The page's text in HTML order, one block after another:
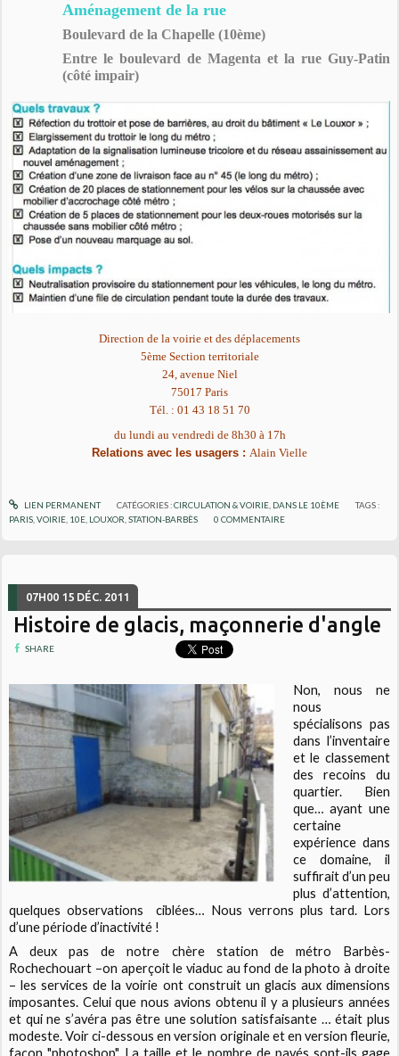
Aménagement de la rue
Boulevard de la Chapelle (10ème)
Entre le boulevard de Magenta et la rue Guy-Patin
(côté impair)
Direction de la voirie et des déplacements
5ème Section territoriale
24, avenue Niel
75017 Paris
Tél. : 01 43 18 51 70
du lundi au vendredi de 8h30 à 17h
Relations avec les usagers : Alain Vielle
LIEN PERMANENT CATÉGORIES :CIRCULATION & VOIRIE, DANS LE 10ÈME
TAGS :
PARIS ,VOIRIE 10E LOUXOR ,STATION-BARBÈS 0 COMMENTAIRE
07H00 15 DÉC. 2011
Histoire de glacis, maçonnerie d'angle
SHARE
Non, nous ne
nous
spécialisons pas
dans l’inventaire
et le classement
des recoins du
quartier. Bien
que… ayant une
certaine
expérience dans
ce domaine, il
suffirait d’un peu
plus d’attention,
quelques observations
ciblées… Nous verrons plus tard. Lors
d’une période d’inactivité !
A deux pas de notre chère station de métro Barbès-
Rochechouart –on aperçoit le viaduc au fond de la photo à droite
– les services de la voirie ont construit un glacis aux dimensions
imposantes. Celui que nous avions obtenu il y a plusieurs années
et qui ne s’avéra pas être une solution satisfaisante … était plus
modeste. Voir ci-dessous en version originale et en version fleurie,
façon "photoshop". La taille et le nombre de pavés sont-ils gage